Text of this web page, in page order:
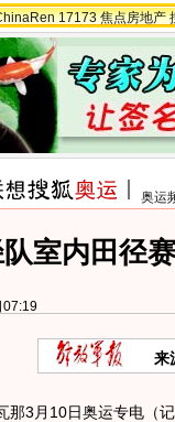
17173 焦点房地产
奥运
室内田径
07:19
来
3月10日奥运专电（记